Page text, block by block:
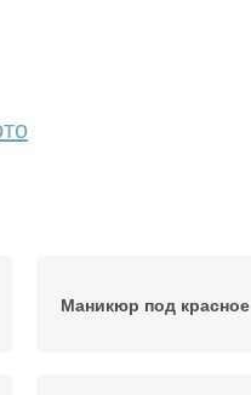
Маникюр под красное